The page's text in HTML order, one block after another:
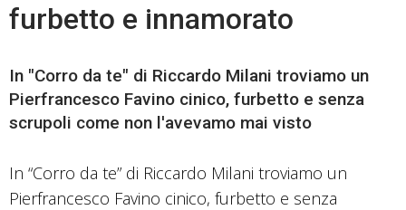
furbetto e innamorato
In "Corro da te" di Riccardo Milani troviamo un
Pierfrancesco Favino cinico, furbetto e senza
scrupoli come non l'avevamo mai visto
In “Corro da te” di Riccardo Milani troviamo un
Pierfrancesco Favino cinico, furbetto e senza